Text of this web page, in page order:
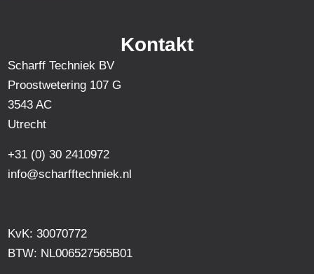
Kontakt
Scharff Techniek BV
Proostwetering 107 G
3543 AC
Utrecht
+31 (0) 30 2410972
info@scharfftechniek.nl
KvK: 30070772
BTW: NL006527565B01